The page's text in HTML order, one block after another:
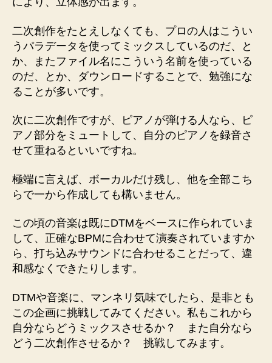
二次創作をたとえしなくても、プロの人はこうい
うパラデータを使ってミックスしているのだ、と
か、またファイル名にこういう名前を使っている
のだ、とか、ダウンロードすることで、勉強にな
ることが多いです。
次に二次創作ですが、ピアノが弾ける人なら、ピ
アノ部分をミュートして、自分のピアノを録音さ
せて重ねるといいですね。
極端に言えば、ボーカルだけ残し、他を全部こち
らで一から作成しても構いません。
この頃の音楽は既にDTMをベースに作られていま
して、正確なBPMに合わせて演奏されていますか
ら、打ち込みサウンドに合わせることだって、違
和感なくできたりします。
DTMや音楽に、マンネリ気味でしたら、是非とも
この企画に挑戦してみてください。私もこれから
自分ならどうミックスさせるか？ また自分なら
どう二次創作させるか？ 挑戦してみます。